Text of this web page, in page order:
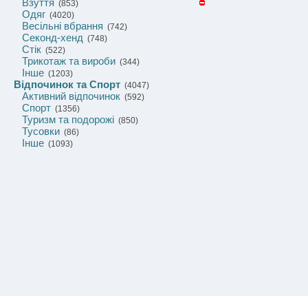
Взуття (853)
Одяг (4020)
Весільні вбрання (742)
Секонд-хенд (748)
Стік (522)
Трикотаж та вироби (344)
Інше (1203)
Відпочинок та Спорт (4047)
Активний відпочинок (592)
Спорт (1356)
Туризм та подорожі (850)
Тусовки (86)
Інше (1093)